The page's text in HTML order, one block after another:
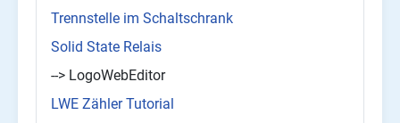
Trennstelle im Schaltschrank
Solid State Relais
--> LogoWebEditor
LWE Zähler Tutorial